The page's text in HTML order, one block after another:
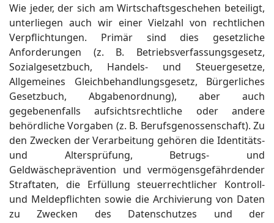
Wie jeder, der sich am Wirtschaftsgeschehen beteiligt,
unterliegen auch wir einer Vielzahl von rechtlichen
Verpflichtungen. Primär sind dies gesetzliche
Anforderungen (z. B. Betriebsverfassungsgesetz,
Sozialgesetzbuch, Handels- und Steuergesetze,
Allgemeines Gleichbehandlungsgesetz, Bürgerliches
Gesetzbuch, Abgabenordnung), aber auch
gegebenenfalls aufsichtsrechtliche oder andere
behördliche Vorgaben (z. B. Berufsgenossenschaft). Zu
den Zwecken der Verarbeitung gehören die Identitäts-
und Altersprüfung, Betrugs- und
Geldwäscheprävention und vermögensgefährdender
Straftaten, die Erfüllung steuerrechtlicher Kontroll-
und Meldepflichten sowie die Archivierung von Daten
zu Zwecken des Datenschutzes und der